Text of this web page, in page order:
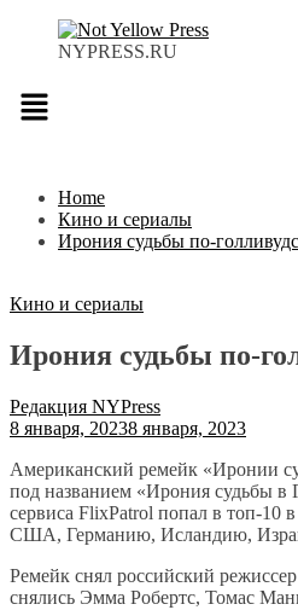
NYPRESS.RU
Меню
Home
Кино и сериалы
Ирония судьбы по-
Кино и сериалы
Ирония судьбы по-
Редакция NYPress
8 января, 20238 января, 2023
Американский ремейк «Иронии
под названием «Ирония судьбы в
сервиса FlixPatrol попал в топ-10
США, Германию, Исландию,
Ремейк снял российский
снялись Эмма Робертс, Томас